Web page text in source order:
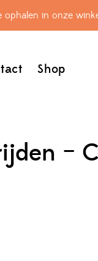
ophalen in onze
Shop
–